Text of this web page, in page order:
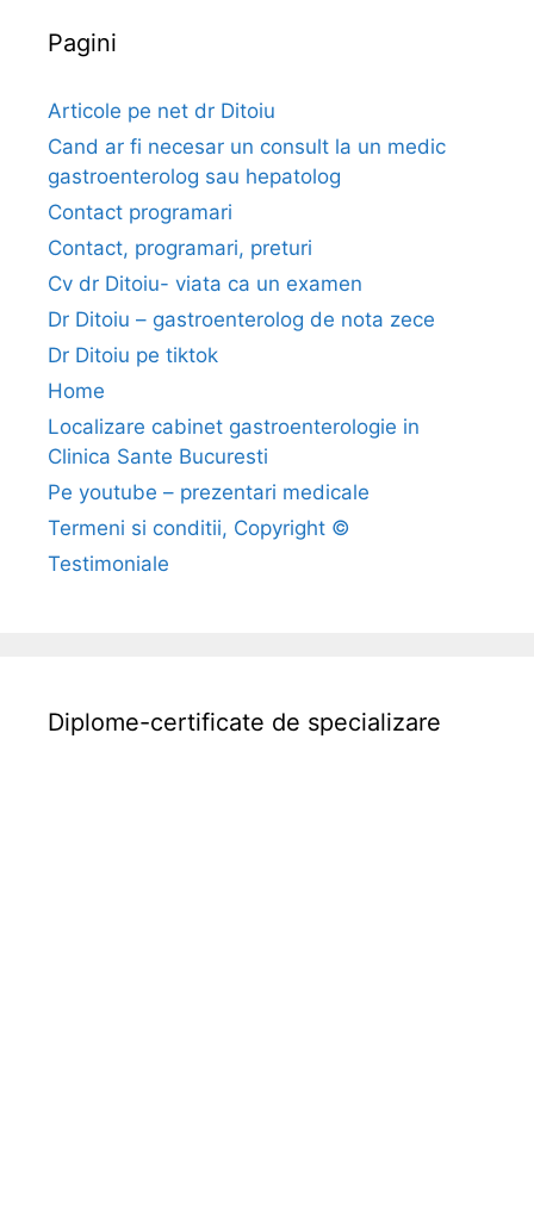
m
t
u
r
i
a
)
Pagini
Articole pe net dr Ditoiu
Cand ar fi necesar un consult la un medic
gastroenterolog sau hepatolog
Contact programari
Contact, programari, preturi
Cv dr Ditoiu- viata ca un examen
Dr Ditoiu – gastroenterolog de nota zece
Dr Ditoiu pe tiktok
Home
Localizare cabinet gastroenterologie in
Clinica Sante Bucuresti
Pe youtube – prezentari medicale
Termeni si conditii, Copyright ©
Testimoniale
Diplome-certificate de specializare